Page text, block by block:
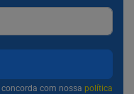
com nossa política